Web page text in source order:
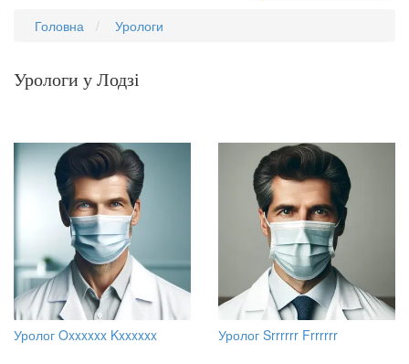
Головна Урологи
Урологи у Лодзі
Уролог Oxxxxxx Kxxxxxx Уролог Srrrrrr Frrrrrr